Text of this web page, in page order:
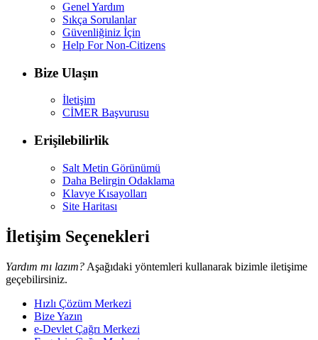
Genel Yardım
Sıkça Sorulanlar
Güvenliğiniz İçin
Help For Non-Citizens
Bize Ulaşın
İletişim
CİMER Başvurusu
Erişilebilirlik
Salt Metin Görünümü
Daha Belirgin Odaklama
Klavye Kısayolları
Site Haritası
İletişim Seçenekleri
Yardım mı lazım? Aşağıdaki yöntemleri kullanarak bizimle iletişime
geçebilirsiniz.
Hızlı Çözüm Merkezi
Bize Yazın
e-Devlet Çağrı Merkezi